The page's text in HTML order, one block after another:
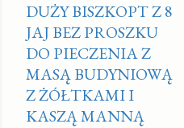
DUŻY BISZKOPT Z 8
JAJ BEZ PROSZKU
DO PIECZENIA Z
MASĄ BUDYNIOWĄ
Z ŻÓŁTKAMI I
KASZĄ MANNĄ